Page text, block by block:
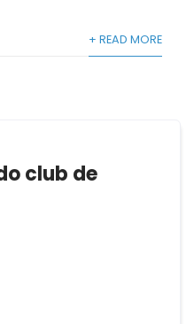
+ READ MORE
club de